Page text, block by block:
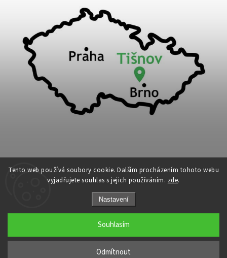
Tento web používá soubory cookie. Dalším procházením tohoto webu
vyjadřujete souhlas s jejich používáním. zde.
Nastavení
Odmítnout
Souhlasím
Cykloport. Všechna práva vyhrazena.
Upravit nastavení cookies